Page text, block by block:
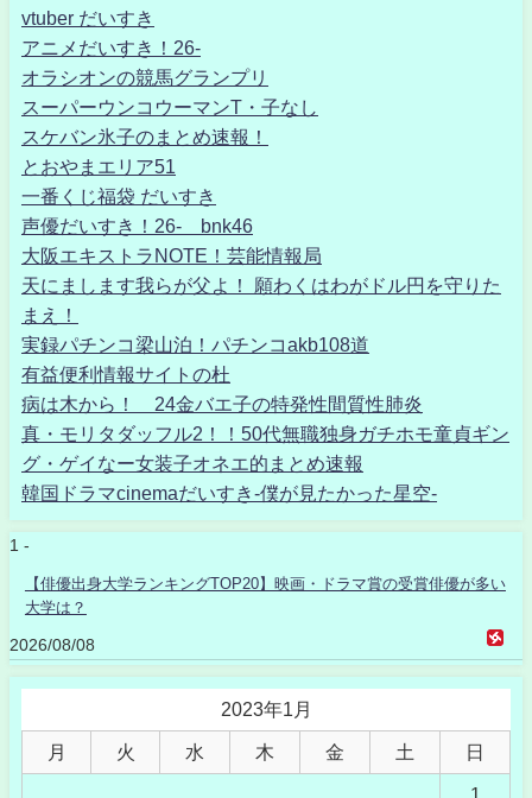
vtuber だいすき
アニメだいすき！26-
オラシオンの競馬グランプリ
スーパーウンコウーマンT・子なし
スケバン氷子のまとめ速報！
とおやまエリア51
一番くじ福袋 だいすき
声優だいすき！26- bnk46
大阪エキストラNOTE！芸能情報局
天にまします我らが父よ！ 願わくはわがドル円を守りた
まえ！
実録パチンコ梁山泊！パチンコakb108道
有益便利情報サイトの杜
病は木から！ 24金バエ子の特発性間質性肺炎
真・モリタダッフル2！！50代無職独身ガチホモ童貞ギン
グ・ゲイなー女装子オネエ的まとめ速報
韓国ドラマcinemaだいすき-僕が見たかった星空-
1 -
【俳優出身大学ランキングTOP20】映画・ドラマ賞の受賞俳優が多い
大学は？
2026/08/08
2023年1月
月 火 水 木 金 土 日